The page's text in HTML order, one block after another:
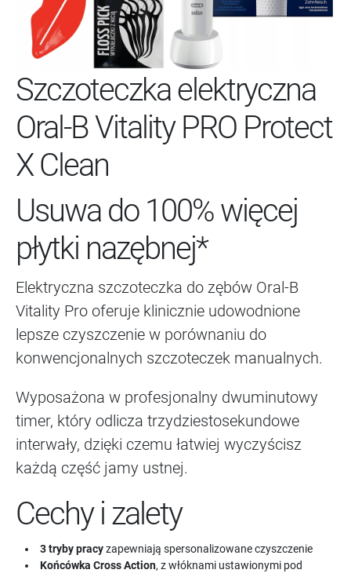
Szczoteczka elektryczna
Oral-B Vitality PRO Protect
X Clean
Usuwa do 100% więcej
płytki nazębnej*
Elektryczna szczoteczka do zębów Oral-B
Vitality Pro oferuje klinicznie udowodnione
lepsze czyszczenie w porównaniu do
konwencjonalnych szczoteczek manualnych.
Wyposażona w profesjonalny dwuminutowy
timer, który odlicza trzydziestosekundowe
interwały, dzięki czemu łatwiej wyczyścisz
każdą część jamy ustnej.
Cechy i zalety
3 tryby pracyzapewniają spersonalizowane czyszczenie
Końcówka Cross Action, z włóknami ustawionymi pod